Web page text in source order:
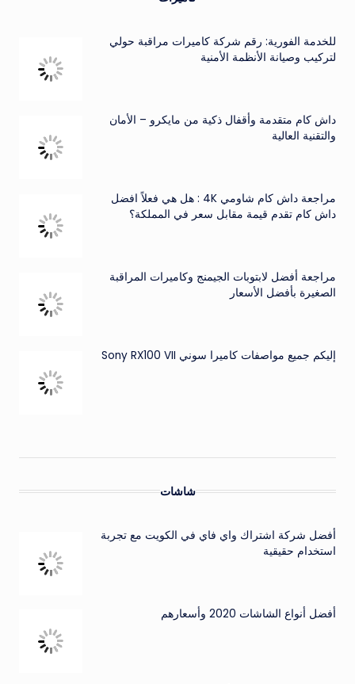
للخدمة الفورية: رقم شركة كاميرات مراقبة حولي
لتركيب وصيانة الأنظمة الأمنية
داش كام متقدمة وأقفال ذكية من مايكرو – الأمان
والتقنية العالية
مراجعة داش كام شاومي 4K : هل هي فعلاً افضل
داش كام تقدم قيمة مقابل سعر في المملكة؟
مراجعة أفضل لابتوبات الجيمنج وكاميرات المراقبة
الصغيرة بأفضل الأسعار
إليكم جميع مواصفات كاميرا سوني Sony RX100 VII
شاشات
أفضل شركة اشتراك واي فاي في الكويت مع تجربة
استخدام حقيقية
أفضل أنواع الشاشات 2020 وأسعارهم